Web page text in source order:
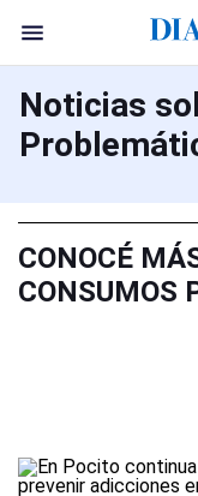
Noticias
CONOCÉ
CONSUMOS